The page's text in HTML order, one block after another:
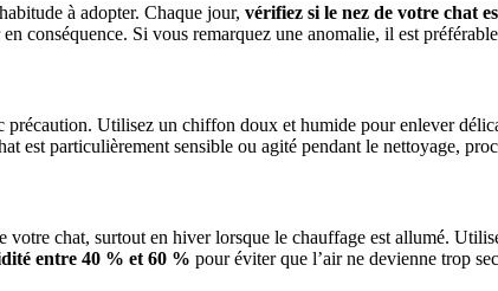
à adopter. Chaque jour, vérifiez si le nez de votre chat
conséquence. Si vous remarquez une anomalie, il est
Utilisez un chiffon doux et humide pour enlever
est particulièrement sensible ou agité pendant le nettoyage,
votre chat, surtout en hiver lorsque le chauffage est allumé.
entre 40 % et 60 % pour éviter que l’air ne devienne trop